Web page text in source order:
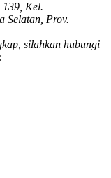
Kel.
Selatan, Prov.
silahkan hubungi